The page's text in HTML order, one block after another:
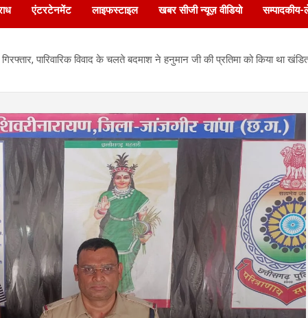
एंटरटेनमेंट लाइफस्टाइल खबर सीजी न्यूज़ वीडियो
पारिवारिक विवाद के चलते बदमाश ने हनुमान जी की प्रतिमा को किया था